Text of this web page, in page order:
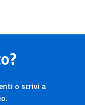
o scrivi a